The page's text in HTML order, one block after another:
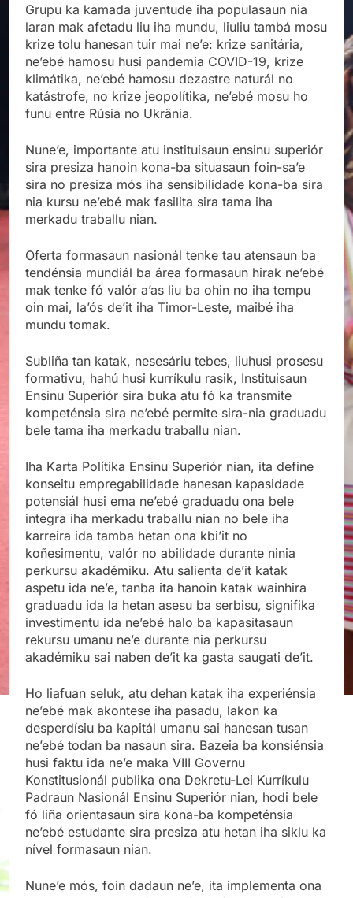
Grupu ka kamada juventude iha populasaun nia
laran mak afetadu liu iha mundu, liuliu tambá mosu
krize tolu hanesan tuir mai ne’e: krize sanitária,
ne’ebé hamosu husi pandemia COVID-19, krize
klimátika, ne’ebé hamosu dezastre naturál no
katástrofe, no krize jeopolítika, ne’ebé mosu ho
funu entre Rúsia no Ukrânia.
Nune’e, importante atu instituisaun ensinu superiór
sira presiza hanoin kona-ba situasaun foin-sa’e
sira no presiza mós iha sensibilidade kona-ba sira
nia kursu ne’ebé mak fasilita sira tama iha
merkadu traballu nian.
Oferta formasaun nasionál tenke tau atensaun ba
tendénsia mundiál ba área formasaun hirak ne’ebé
mak tenke fó valór a’as liu ba ohin no iha tempu
oin mai, la’ós de’it iha Timor-Leste, maibé iha
mundu tomak.
Subliña tan katak, nesesáriu tebes, liuhusi prosesu
formativu, hahú husi kurríkulu rasik, Instituisaun
Ensinu Superiór sira buka atu fó ka transmite
kompeténsia sira ne’ebé permite sira-nia graduadu
bele tama iha merkadu traballu nian.
Iha Karta Polítika Ensinu Superiór nian, ita define
konseitu empregabilidade hanesan kapasidade
potensiál husi ema ne’ebé graduadu ona bele
integra iha merkadu traballu nian no bele iha
karreira ida tamba hetan ona kbi’it no
koñesimentu, valór no abilidade durante ninia
perkursu akadémiku. Atu salienta de’it katak
aspetu ida ne’e, tanba ita hanoin katak wainhira
graduadu ida la hetan asesu ba serbisu, signifika
investimentu ida ne’ebé halo ba kapasitasaun
rekursu umanu ne’e durante nia perkursu
akadémiku sai naben de’it ka gasta saugati de’it.
Ho liafuan seluk, atu dehan katak iha experiénsia
ne’ebé mak akontese iha pasadu, lakon ka
desperdísiu ba kapitál umanu sai hanesan tusan
ne’ebé todan ba nasaun sira. Bazeia ba konsiénsia
husi faktu ida ne’e maka VIII Governu
Konstitusionál publika ona Dekretu-Lei Kurríkulu
Padraun Nasionál Ensinu Superiór nian, hodi bele
fó liña orientasaun sira kona-ba kompeténsia
ne’ebé estudante sira presiza atu hetan iha siklu ka
nível formasaun nian.
Nune’e mós, foin dadaun ne’e, ita implementa ona